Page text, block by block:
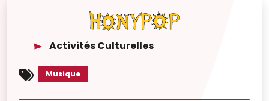
Activités Culturelles
Musique